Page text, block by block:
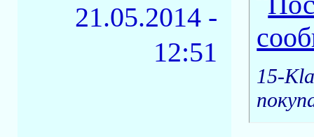
21.05.2014 -
12:51
15-